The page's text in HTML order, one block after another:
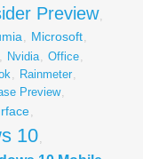
Preview,
, Microsoft,
, Nvidia, Office,
, Rainmeter,
Preview,
,
10,